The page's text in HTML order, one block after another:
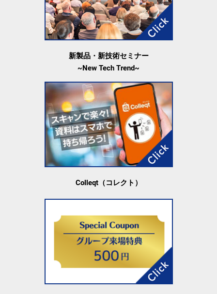
新製品・新技術セミナー
~New Tech Trend~
Colleqt（コレクト）